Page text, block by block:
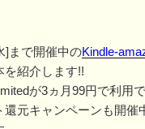
]まで開催中のKindle-
を紹介します!!
が3ヵ月99円で利用
元キャンペーンも開催